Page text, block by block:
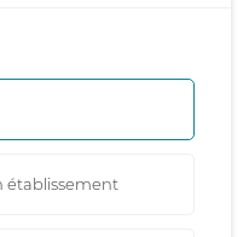
établissement